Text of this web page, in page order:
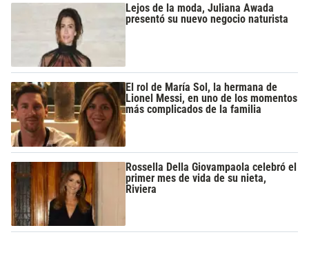
Lejos de la moda, Juliana Awada
presentó su nuevo negocio naturista
El rol de María Sol, la hermana de
Lionel Messi, en uno de los momentos
más complicados de la familia
Rossella Della Giovampaola celebró el
primer mes de vida de su nieta,
Riviera